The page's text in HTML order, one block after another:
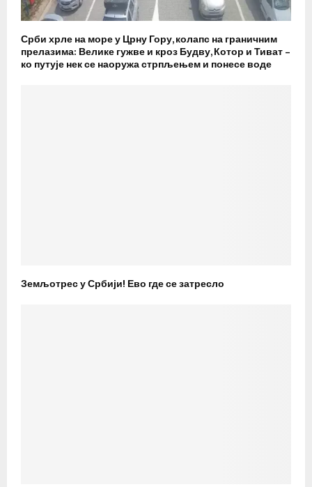
Срби хрле на море у Црну Гору, колапс на граничним
прелазима: Велике гужве и кроз Будву, Котор и Тиват –
ко путује нек се наоружа стрпљењем и понесе воде
Земљотрес у Србији! Ево где се затресло